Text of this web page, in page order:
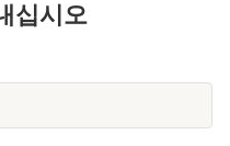
에....
십시오